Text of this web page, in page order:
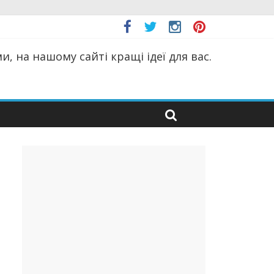
на нашому сайті кращі ідеї для вас.